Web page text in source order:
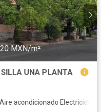
MXN/m²
UNA PLANTA
Aire acondicionado·Electricidad